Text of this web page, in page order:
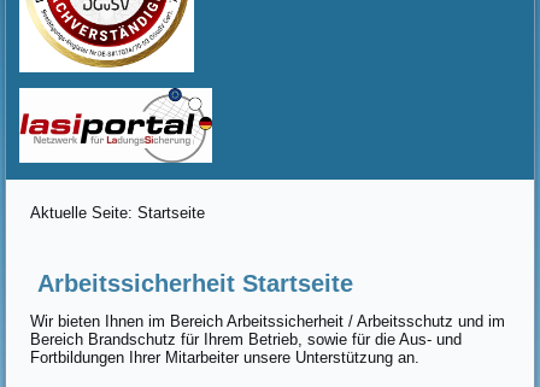
Aktuelle Seite:Startseite
Arbeitssicherheit Startseite
Wir bieten Ihnen im Bereich Arbeitssicherheit / Arbeitsschutz und im
Bereich Brandschutz für Ihrem Betrieb, sowie für die Aus- und
Fortbildungen Ihrer Mitarbeiter unsere Unterstützung an.